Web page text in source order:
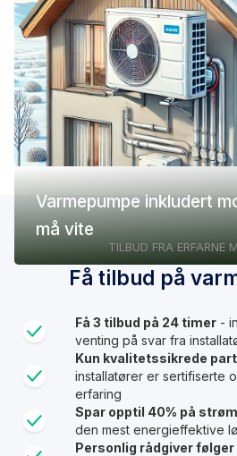
(pris, fordeler og
Varmepumpe inkludert
må vite
TILBUD FRA ERFARNE
Få tilbud på
Få 3 tilbud på 24 timer -
venting på svar fra
Kun kvalitetssikrede
installatører er sertifiserte
erfaring
Spar opptil 40% på
den mest energieffektive
Personlig rådgiver følger